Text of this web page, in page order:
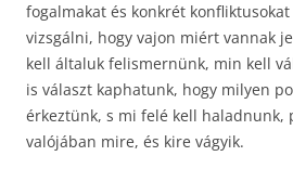
fogalmakat és konkrét
vizsgálni, hogy vajon miért vannak
kell általuk felismernünk, min kell
is választ kaphatunk, hogy milyen
érkeztünk, s mi felé kell haladnunk,
valójában mire, és kire vágyik.